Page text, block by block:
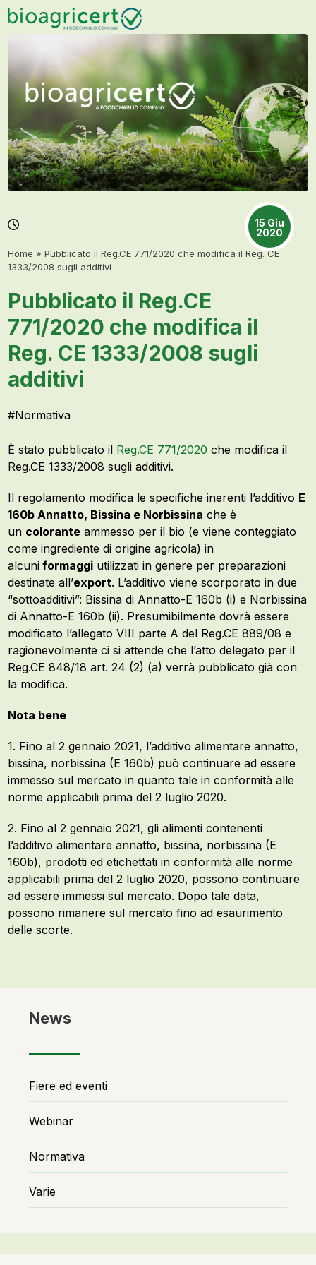
Skip
to
Open
mobile
menu
Close
mobile
menu
15 Giu
2020
Home »Pubblicato il Reg.CE 771/2020 che modifica il Reg. CE
1333/2008 sugli additivi
Pubblicato il Reg.CE
771/2020 che modifica il
Reg. CE 1333/2008 sugli
additivi
#Normativa
È stato pubblicato il Reg.CE 771/2020 che modifica il
Reg.CE 1333/2008 sugli additivi.
Il regolamento modifica le specifiche inerenti l’additivo E
160b Annatto, Bissina e Norbissina che è
un colorante ammesso per il bio (e viene conteggiato
come ingrediente di origine agricola) in
alcuni formaggi utilizzati in genere per preparazioni
destinate all’export. L’additivo viene scorporato in due
“sottoadditivi”: Bissina di Annatto-E 160b (i) e Norbissina
di Annatto-E 160b (ii). Presumibilmente dovrà essere
modificato l’allegato VIII parte A del Reg.CE 889/08 e
ragionevolmente ci si attende che l’atto delegato per il
Reg.CE 848/18 art. 24 (2) (a) verrà pubblicato già con
la modifica.
Nota bene
1. Fino al 2 gennaio 2021, l’additivo alimentare annatto,
bissina, norbissina (E 160b) può continuare ad essere
immesso sul mercato in quanto tale in conformità alle
norme applicabili prima del 2 luglio 2020.
2. Fino al 2 gennaio 2021, gli alimenti contenenti
l’additivo alimentare annatto, bissina, norbissina (E
160b), prodotti ed etichettati in conformità alle norme
applicabili prima del 2 luglio 2020, possono continuare
ad essere immessi sul mercato. Dopo tale data,
possono rimanere sul mercato fino ad esaurimento
delle scorte.
News
Fiere ed eventi
Webinar
Normativa
Varie